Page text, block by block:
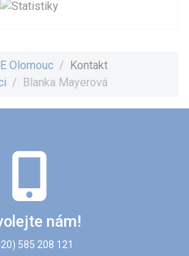
Olomouc
Kontakt
Blanka Mayerová
nám!
585 208 121